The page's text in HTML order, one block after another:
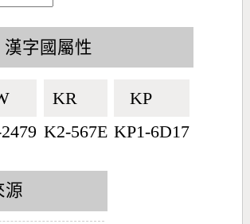
漢字國屬性
KR🇰🇷
K2-567E
KP🇰🇵
KP1-6D17
源